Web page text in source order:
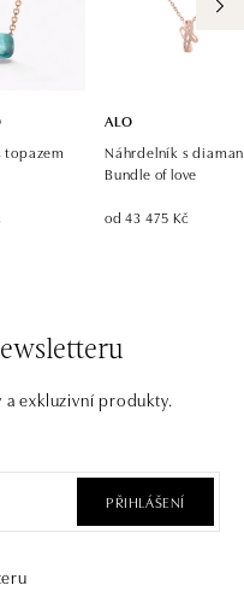
topazem
ALO
Náhrdelník s
Bundle of love
od 43 475 Kč
exkluzivní produkty.
PŘIHLÁŠENÍ